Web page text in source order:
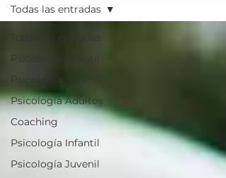
Todas las entradas
Psicología Juvenil
Psicología Adultos
Coaching
Psicología Infantil
Psicología Juvenil
Todas las entradas